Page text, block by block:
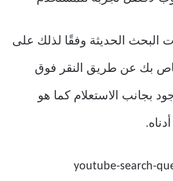
البحث الحديثة وفقًا لذلك على
بك عن طريق النقر فوق
بجانب الاستعلام كما هو